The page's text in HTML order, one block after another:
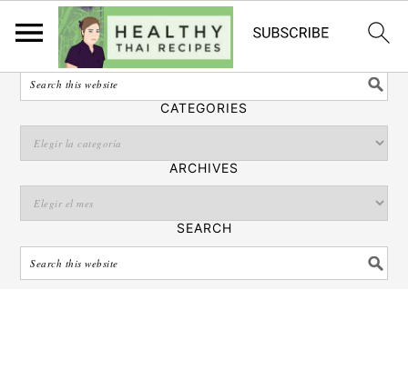
Español
SEARCH
CATEGORIES
ARCHIVES
SEARCH